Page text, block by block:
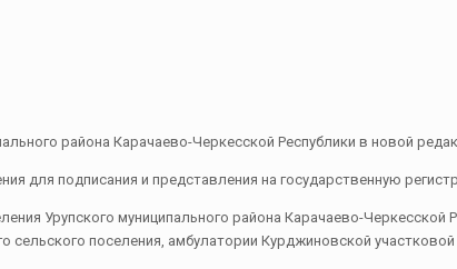
района Карачаево-Черкесской Республики в новой
для подписания и представления на государственную
Урупского муниципального района Карачаево-Черкесской
поселения, амбулатории Курджиновской